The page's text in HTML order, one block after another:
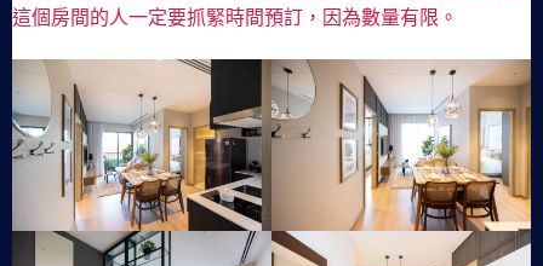
這個房間的人一定要抓緊時間預訂，因為數量有限。